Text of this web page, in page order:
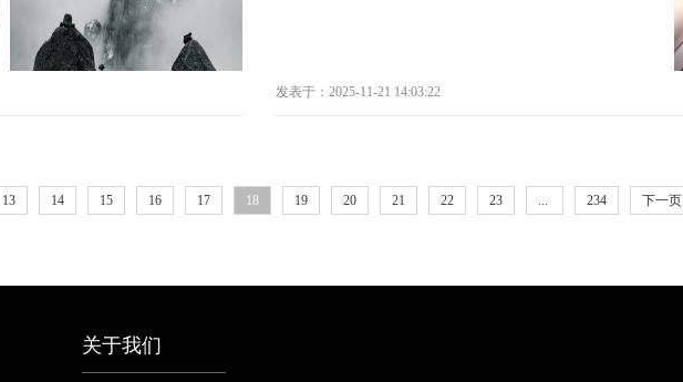
发表于：2025-11-21 14:03:22
13 14 15 16 17 18 19 20 21 22 23 ... 234 下一页
关于我们